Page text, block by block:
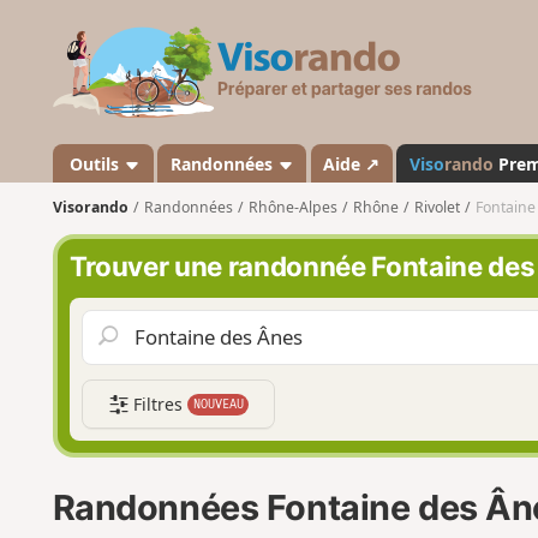
s
a
n
d
o
Outils Randonnées Aide ↗ Visorando
Visorando Randonnées Rhône-Alpes Rhône Rivolet
Trouver une randonnée Fontaine
Filtres NOUVEAU
Randonnées Fontaine des